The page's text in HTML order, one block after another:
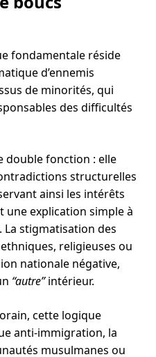
fondamentale réside
d’ennemis
de minorités, qui
des difficultés
double fonction : elle
structurelles
ainsi les intérêts
explication simple à
La stigmatisation des
religieuses ou
nationale négative,
“autre”intérieur.
cette logique
anti-immigration, la
musulmanes ou